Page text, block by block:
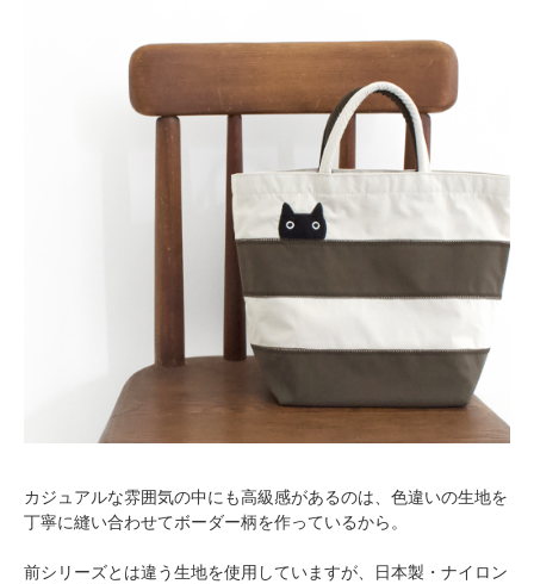
カジュアルな雰囲気の中にも高級感があるのは、色違いの生地を
丁寧に縫い合わせてボーダー柄を作っているから。
前シリーズとは違う生地を使用していますが、日本製・ナイロン